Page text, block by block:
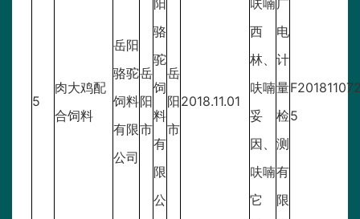
5
肉大鸡配
合饲料
岳阳
骆驼
饲料
有限
公司
岳
阳
市
阳
骆
驼
饲
料
有
限
公
岳
阳
市
2018.11.01
呋喃
西
林、
呋喃
妥
因、
呋喃
它
广
电
计
量
检
测
有
限
5